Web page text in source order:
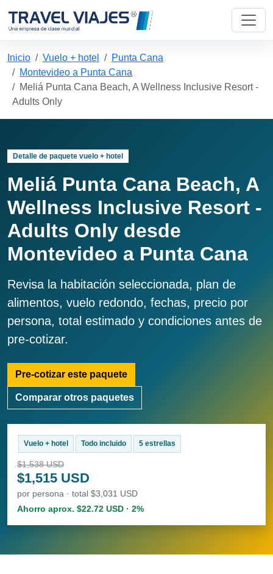
Inicio Vuelo + hotel
Punta Cana
Montevideo a Punta Cana
Meliá Punta Cana Beach, A Wellness Inclusive Resort -
Adults Only
Detalle de paquete vuelo + hotel
Meliá Punta Cana Beach, A
Wellness Inclusive Resort -
Adults Only desde
Montevideo a Punta Cana
Revisa la habitación seleccionada, plan de
alimentos, vuelo redondo, fechas, precio por
persona, total estimado y condiciones antes de
pre-cotizar.
Pre-cotizar este paquete
Comparar otros paquetes
Vuelo + hotel Todo incluido 5 estrellas
$1,538 USD
$1,515 USD
por persona · total $3,031 USD
Ahorro aprox. $22.72 USD · 2%